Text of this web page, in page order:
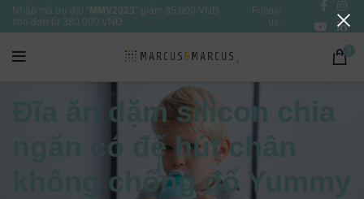
Nhập mã ưu đãi " MMV2023 " giảm 35.000 VNĐ
cho đơn từ 380.000 VNĐ
Follow
us:
Đĩa ăn dặm silicon chia
ngăn có đế hút chân
không chống đổ Yummy